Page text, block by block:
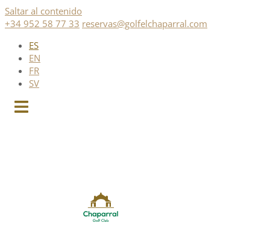
Saltar al contenido
+34 952 58 77 33 reservas@golfelchaparral.com
ES
EN
FR
SV